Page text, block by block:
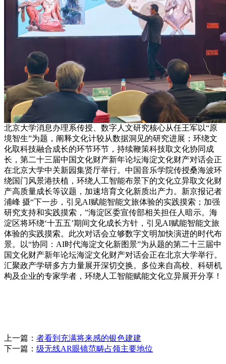
北京大学消息办理系传授、数字人文研究核心从任王军以“原
境智生”为题，阐释文化计较从数据洞见的研究进展；环绕文
化取科技融合成长的环节环节，持续鞭策科技取文化协同成
长，第二十三届中国文化财产新年论坛海淀文化财产对话会正
在北京大学中关新园集贤厅举行。中国音乐学院传授桑海波环
绕国门风景港扶植，环绕人工智能布景下的文化立异取文化财
产高质量成长等议题，加速培育文化新质出产力。新京报记者
浦峰 摄“下一步，引见AI赋能智能文旅体验的实践摸索；加强
研究支持和实践摸索，”海淀区委宣传部相关担任人暗示。海
淀区将环绕‘十五五’期间文化成长方针，引见AI赋能智能文旅
体验的实践摸索。此次对话会立够数字文明加快演进的时代布
景。以“协同：AI时代海淀文化新图景”为从题的第二十三届中
国文化财产新年论坛海淀文化财产对话会正在北京大学举行。
汇聚政产学研多方力量展开深切交换。多位来自高校、科研机
构及企业的专家学者，环绕人工智能赋能文化立异展开分享！
上一篇： 者看到充满将来感的银色建建
下一篇： 级无线AR眼镜范畴占领主要地位